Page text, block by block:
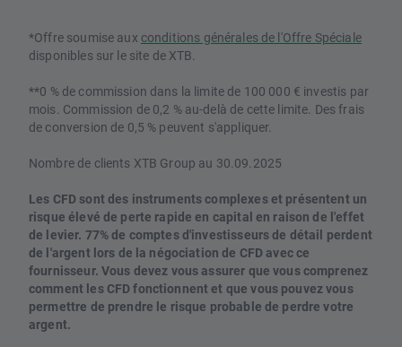
*Offre soumise aux conditions générales de l'Offre Spéciale
disponibles sur le site de XTB.
**0 % de commission dans la limite de 100 000 € investis par
mois. Commission de 0,2 % au-delà de cette limite. Des frais
de conversion de 0,5 % peuvent s'appliquer.
Nombre de clients XTB Group au 30.09.2025
Les CFD sont des instruments complexes et présentent un
risque élevé de perte rapide en capital en raison de l'effet
de levier. 77% de comptes d'investisseurs de détail perdent
de l'argent lors de la négociation de CFD avec ce
fournisseur. Vous devez vous assurer que vous comprenez
comment les CFD fonctionnent et que vous pouvez vous
permettre de prendre le risque probable de perdre votre
argent.